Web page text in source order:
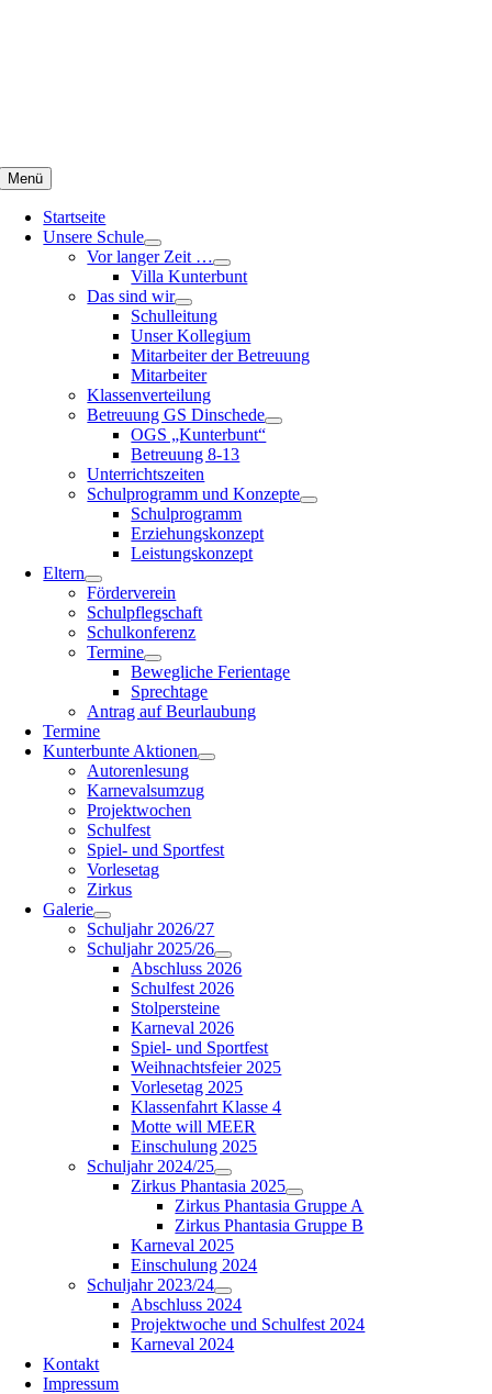
Menü
Startseite
Unsere Schule
Vor langer Zeit …
Villa Kunterbunt
Das sind wir
Schulleitung
Unser Kollegium
Mitarbeiter der Betreuung
Mitarbeiter
Klassenverteilung
Betreuung GS Dinschede
OGS „Kunterbunt“
Betreuung 8-13
Unterrichtszeiten
Schulprogramm und Konzepte
Schulprogramm
Erziehungskonzept
Leistungskonzept
Eltern
Förderverein
Schulpflegschaft
Schulkonferenz
Termine
Bewegliche Ferientage
Sprechtage
Antrag auf Beurlaubung
Termine
Kunterbunte Aktionen
Autorenlesung
Karnevalsumzug
Projektwochen
Schulfest
Spiel- und Sportfest
Vorlesetag
Zirkus
Galerie
Schuljahr 2026/27
Schuljahr 2025/26
Abschluss 2026
Schulfest 2026
Stolpersteine
Karneval 2026
Spiel- und Sportfest
Weihnachtsfeier 2025
Vorlesetag 2025
Klassenfahrt Klasse 4
Motte will MEER
Einschulung 2025
Schuljahr 2024/25
Zirkus Phantasia 2025
Zirkus Phantasia Gruppe A
Zirkus Phantasia Gruppe B
Karneval 2025
Einschulung 2024
Schuljahr 2023/24
Abschluss 2024
Projektwoche und Schulfest 2024
Karneval 2024
Kontakt
Impressum